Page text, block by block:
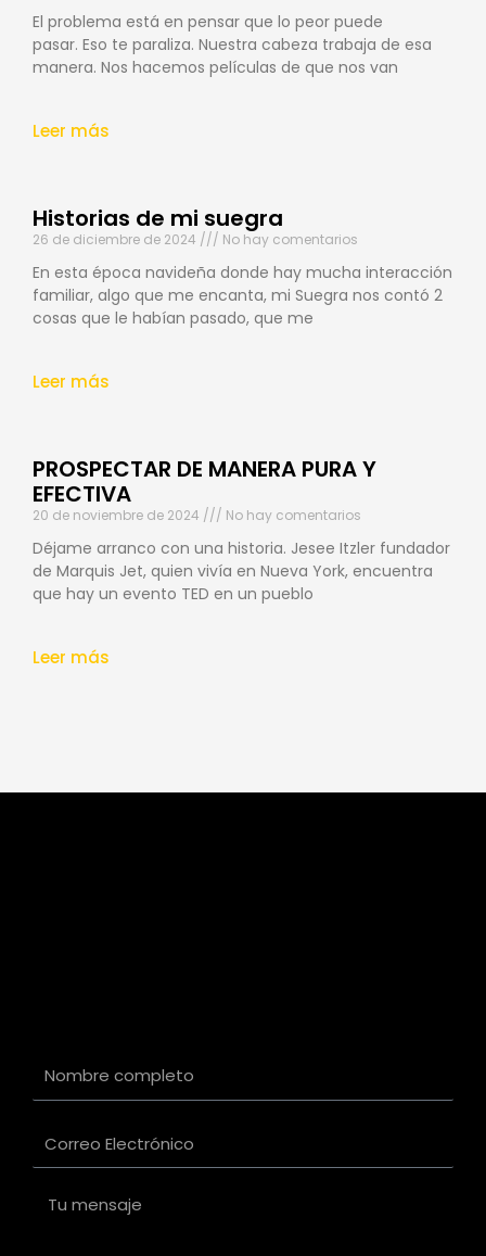
El problema está en pensar que lo peor puede
pasar. Eso te paraliza. Nuestra cabeza trabaja de esa
manera. Nos hacemos películas de que nos van
Leer más
Historias de mi suegra
26 de diciembre de 2024 No hay comentarios
En esta época navideña donde hay mucha interacción
familiar, algo que me encanta, mi Suegra nos contó 2
cosas que le habían pasado, que me
Leer más
PROSPECTAR DE MANERA PURA Y
EFECTIVA
20 de noviembre de 2024 No hay comentarios
Déjame arranco con una historia. Jesee Itzler fundador
de Marquis Jet, quien vivía en Nueva York, encuentra
que hay un evento TED en un pueblo
Leer más